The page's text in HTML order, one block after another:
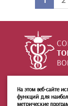
О палате
На этом веб-сайте
функций для
метрические